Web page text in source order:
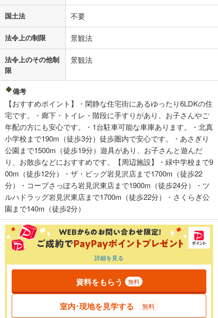
国土法 不要
法令上の制限 景観法
法令上のその他制
限
景観法
備考
【おすすめポイント】・閑静な住宅街にあるゆったり6LDKの住
宅です。・廊下・トイレ・階段に手すりがあり、お子さんやご
年配の方にも安心です。・1台駐車可能な車庫あります。・北真
小学校まで190m（徒歩3分）徒歩圏内で安心です。・あさぎり
公園まで1500m（徒歩19分）遊具があり、お子さんと遊んだ
り、お散歩などにおすすめです。【周辺施設】・緑中学校まで9
00m（徒歩12分）・ザ・ビッグ岩見沢店まで1700m（徒歩22
分）・コープさっぽろ岩見沢東店まで1900m（徒歩24分）・ツ
ルハドラッグ岩見沢東店まで1700m（徒歩22分）・さくらぎ公
園まで140m（徒歩2分）
詳細を見る
資料をもらう 無料
室内･現地を見学する 無料